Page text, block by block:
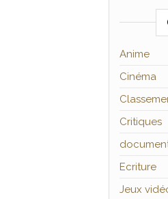
Anime
Cinéma
Critiques
Ecriture
Jeux